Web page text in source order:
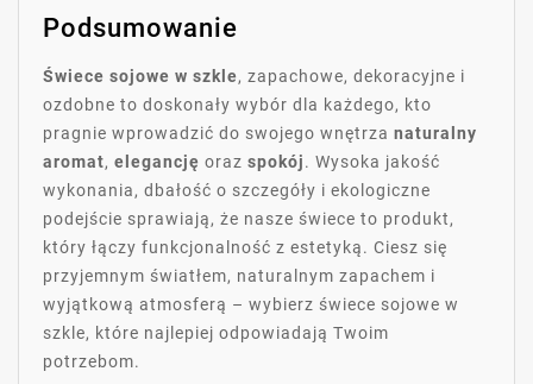
Podsumowanie
Świece sojowe w szkle, zapachowe, dekoracyjne i
ozdobne to doskonały wybór dla każdego, kto
pragnie wprowadzić do swojego wnętrza naturalny
aromat, elegancję oraz spokój. Wysoka jakość
wykonania, dbałość o szczegóły i ekologiczne
podejście sprawiają, że nasze świece to produkt,
który łączy funkcjonalność z estetyką. Ciesz się
przyjemnym światłem, naturalnym zapachem i
wyjątkową atmosferą – wybierz świece sojowe w
szkle, które najlepiej odpowiadają Twoim
potrzebom.